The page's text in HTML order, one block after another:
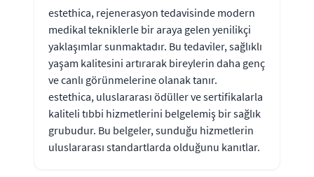
estethica, rejenerasyon tedavisinde modern
medikal tekniklerle bir araya gelen yenilikçi
yaklaşımlar sunmaktadır. Bu tedaviler, sağlıklı
yaşam kalitesini artırarak bireylerin daha genç
ve canlı görünmelerine olanak tanır.
estethica, uluslararası ödüller ve sertifikalarla
kaliteli tıbbi hizmetlerini belgelemiş bir sağlık
grubudur. Bu belgeler, sunduğu hizmetlerin
uluslararası standartlarda olduğunu kanıtlar.